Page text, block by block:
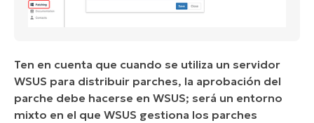
Ten en cuenta que cuando se utiliza un servidor
WSUS para distribuir parches, la aprobación del
parche debe hacerse en WSUS; será un entorno
mixto en el que WSUS gestiona los parches